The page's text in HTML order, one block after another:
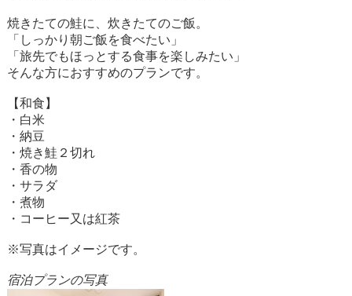
焼きたての鮭に、炊きたてのご飯。
「しっかり朝ご飯を食べたい」
「旅先でもほっとする食事を楽しみたい」
そんな方におすすめのプランです。
【和食】
・白米
・納豆
・焼き鮭２切れ
・香の物
・サラダ
・煮物
・コーヒー又は紅茶
※写真はイメージです。
宿泊プランの写真